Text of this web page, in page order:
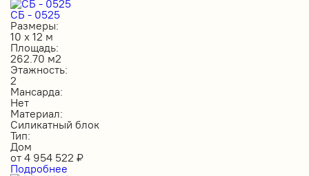
СБ - 0525
Размеры:
10 х 12 м
Площадь:
262.70 м2
Этажность:
2
Мансарда:
Нет
Материал:
Силикатный блок
Тип:
Дом
от 4 954 522 ₽
Подробнее